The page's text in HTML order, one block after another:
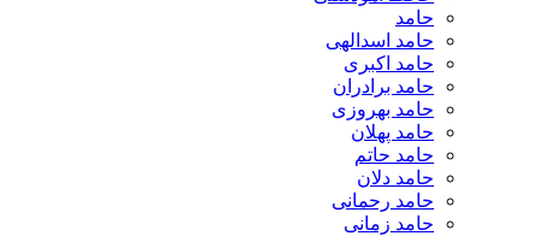
حامد
حامد اسدالهی
حامد اکبری
حامد برادران
حامد بهروزی
حامد پهلان
حامد حاتم
حامد دلان
حامد رحمانی
حامد زمانی